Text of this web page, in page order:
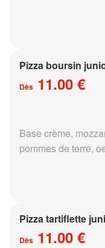
Pizza boursin
Dès 11.00 €
Base crème,
pommes de terre,
Pizza tartiflette
Dès 11.00 €